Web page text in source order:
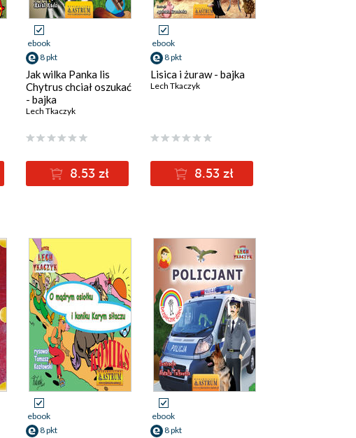
ebook
8 pkt
Jak wilka Panka lis
Chytrus chciał oszukać
- bajka
Lech Tkaczyk
8.53 zł
ebook
8 pkt
Lisica i żuraw - bajka
Lech Tkaczyk
8.53 zł
ebook
8 pkt
ebook
8 pkt